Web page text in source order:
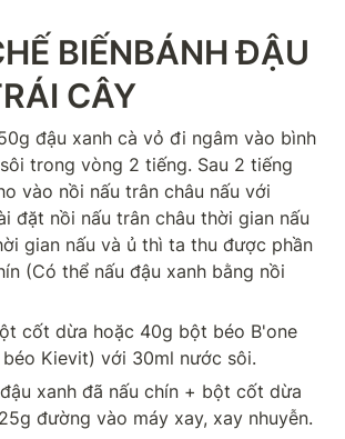
BIẾNBÁNH ĐẬU
CÂY
đậu xanh cà vỏ đi ngâm vào bình
trong vòng 2 tiếng. Sau 2 tiếng
vào nồi nấu trân châu nấu với
đặt nồi nấu trân châu thời gian nấu
gian nấu và ủ thì ta thu được phần
(Có thể nấu đậu xanh bằng nồi
cốt dừa hoặc 40g bột béo B'one
Kievit) với 30ml nước sôi.
xanh đã nấu chín + bột cốt dừa
đường vào máy xay, xay nhuyễn.